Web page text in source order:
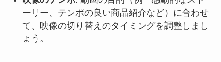
ーリー、テンポの良い商品紹介など）に合わせ
て、映像の切り替えのタイミングを調整しまし
ょう。